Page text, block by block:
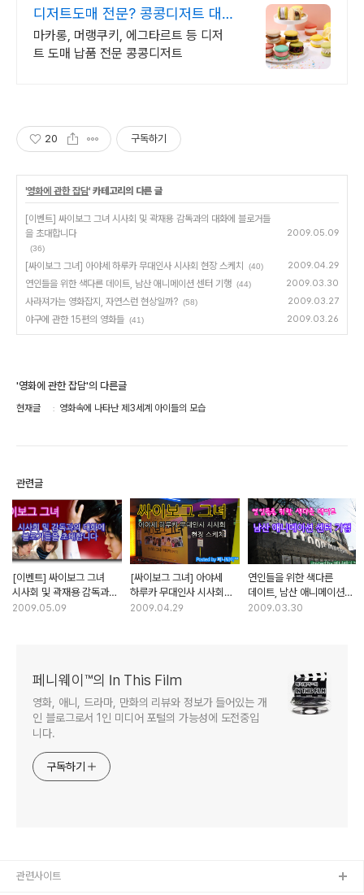
디저트도매 전문? 콩콩디저트 대
량 주문 및 도매 납품
마카롱, 머랭쿠키, 에그타르트 등 디저
트 도매 납품 전문 콩콩디저트
20 구독하기
'영화에 관한 잡담' 카테고리의 다른 글
[이벤트] 싸이보그 그녀 시사회 및 곽재용 감독과의 대화에 블로거들
을 초대합니다
(36)
2009.05.09
[싸이보그 그녀] 아야세 하루카 무대인사 시사회 현장 스케치 (40) 2009.04.29
연인들을 위한 색다른 데이트, 남산 애니메이션 센터 기행 (44) 2009.03.30
사라져가는 영화잡지, 자연스런 현상일까? (58) 2009.03.27
야구에 관한 15편의 영화들 (41) 2009.03.26
'영화에 관한 잡담'의 다른글
현재글 영화속에 나타난 제3세계 아이들의 모습
관련글
[이벤트] 싸이보그 그녀
시사회 및 곽재용 감독과의
대화에 블로거들을
2009.05.09
[싸이보그 그녀] 아야세
하루카 무대인사 시사회
현장 스케치
2009.04.29
연인들을 위한 색다른
데이트, 남산 애니메이션
센터 기행
2009.03.30
페니웨이™의 In This Film
영화, 애니, 드라마, 만화의 리뷰와 정보가 들어있는 개
인 블로그로서 1인 미디어 포털의 가능성에 도전중입
니다.
구독하기
관련사이트